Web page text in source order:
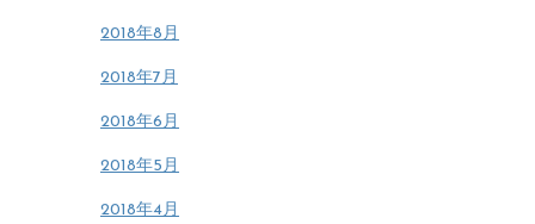
2018年8月
2018年7月
2018年6月
2018年5月
2018年4月